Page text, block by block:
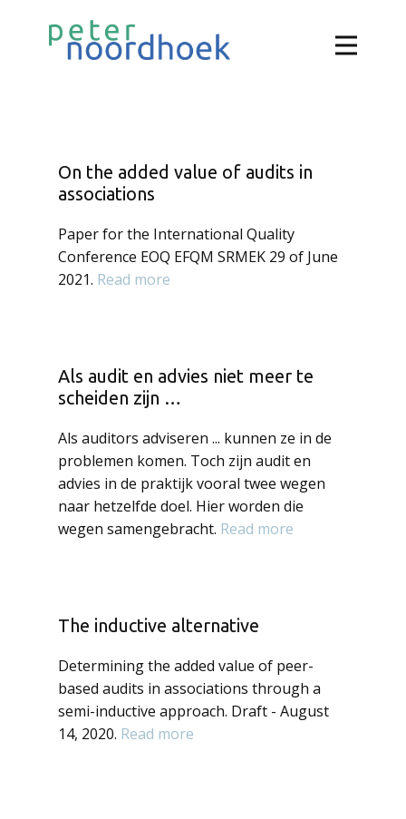
On the added value of audits in
associations
Paper for the International Quality
Conference EOQ EFQM SRMEK 29 of June
2021. Read more
Als audit en advies niet meer te
scheiden zijn …
Als auditors adviseren ... kunnen ze in de
problemen komen. Toch zijn audit en
advies in de praktijk vooral twee wegen
naar hetzelfde doel. Hier worden die
wegen samengebracht. Read more
The inductive alternative
Determining the added value of peer-
based audits in associations through a
semi-inductive approach. Draft - August
14, 2020. Read more